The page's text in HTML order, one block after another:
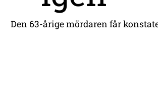
Den 63-årige mördaren får